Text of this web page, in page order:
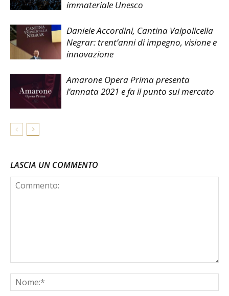
immateriale Unesco
Daniele Accordini, Cantina Valpolicella
Negrar: trent’anni di impegno, visione e
innovazione
Amarone Opera Prima presenta
l’annata 2021 e fa il punto sul mercato
LASCIA UN COMMENTO